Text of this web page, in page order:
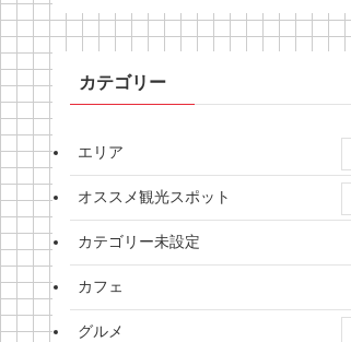
カテゴリー
エリア
オススメ観光スポット
カテゴリー未設定
カフェ
グルメ